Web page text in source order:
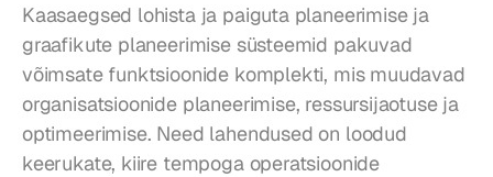
Kaasaegsed lohista ja paiguta planeerimise ja
graafikute planeerimise süsteemid pakuvad
võimsate funktsioonide komplekti, mis muudavad
organisatsioonide planeerimise, ressursijaotuse ja
optimeerimise. Need lahendused on loodud
keerukate, kiire tempoga operatsioonide